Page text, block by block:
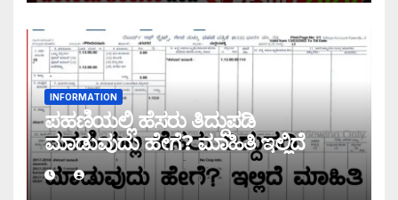
INFORMATION
ಪಹಣಿಯಲ್ಲಿ ಹೆಸರು ತಿದ್ದುಪಡಿ
ಮಾಡುವುದು ಹೇಗೆ? ಮಾಹಿತಿ ಇಲ್ಲಿದೆ